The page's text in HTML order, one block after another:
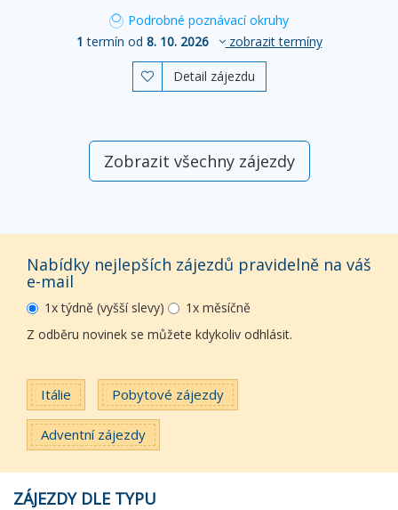
Podrobné poznávací okruhy
1 termín od 8. 10. 2026 zobrazit termíny
 Detail zájezdu
Zobrazit všechny zájezdy
Nabídky nejlepších zájezdů pravidelně na váš
e-mail
1x týdně (vyšší slevy)
1x měsíčně
Z odběru novinek se můžete kdykoliv odhlásit.
Itálie Pobytové zájezdy
Adventní zájezdy
ZÁJEZDY DLE TYPU